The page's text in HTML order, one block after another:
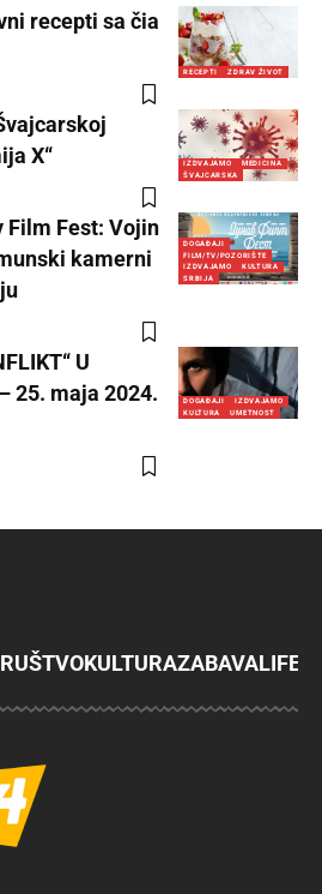
RECEPTI ZDRAV ŽIVOT
recepti sa čia
IZDVAJAMO
MEDICINA
ŠVAJCARSKA
X“
DOGAĐAJI
FILM/TV/POZORIŠTE
IZDVAJAMO
KULTURA
SRBIJA
Film Fest: Vojin
kamerni
DOGAĐAJI
IZDVAJAMO
KULTURA
UMETNOST
U
25. maja 2024.
KULTURAZABAVA